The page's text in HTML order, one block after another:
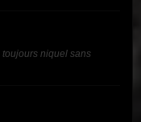
toujours niquel sans